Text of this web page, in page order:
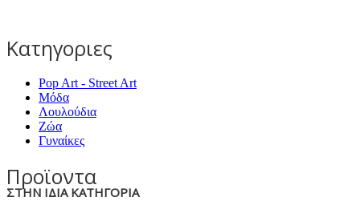
Κατηγοριες
Pop Art - Street Art
Μόδα
Λουλούδια
Ζώα
Γυναίκες
Προϊοντα
ΣΤΗΝ ΙΔΙΑ ΚΑΤΗΓΟΡΙΑ